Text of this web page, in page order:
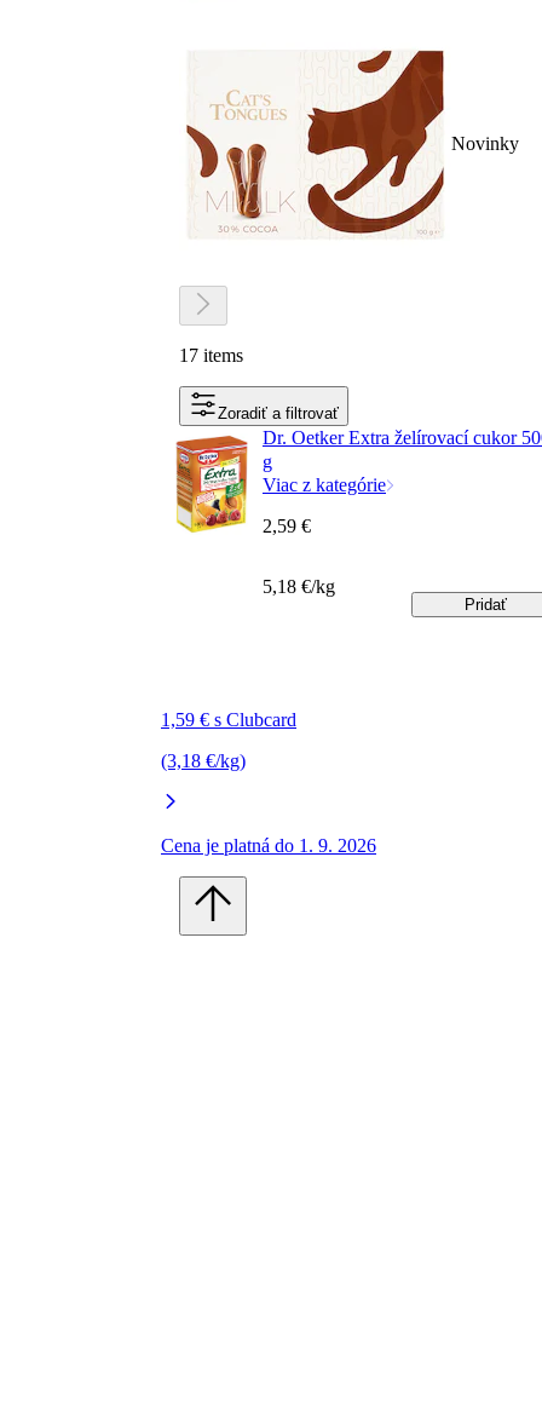
Novinky
17 items
Zoradiť a filtrovať
Dr. Oetker Extra želírovací cukor
g
Viac z kategórie
1,59 € s Clubcard
(3,18 €/kg)
Cena je platná do 1. 9. 2026
2,59 €
5,18 €/kg
Pridať